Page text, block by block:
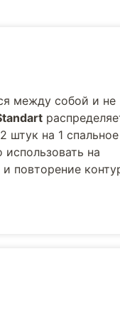
между собой и не
штук на 1 спальное
на
повторение